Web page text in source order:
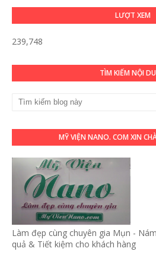
LƯỢT XEM
239,748
TÌM KIẾM NỘI
MỸ VIỆN NANO. COM XIN
Làm đẹp cùng chuyên gia Mụn -
quả & Tiết kiệm cho khách hàng